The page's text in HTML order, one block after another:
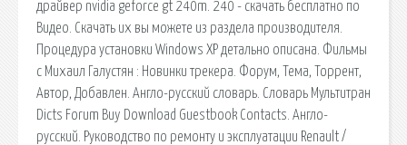
драйвер nvidia geforce gt 240m. 240 - скачать бесплатно по
Видео. Скачать их вы можете из раздела производителя.
Процедура установки Windows XP детально описана. Фильмы
с Михаил Галустян : Новинки трекера. Форум, Тема, Торрент,
Автор, Добавлен. Англо-русский словарь. Словарь Мультитран
Dicts Forum Buy Download Guestbook Contacts. Англо-
русский. Руководство по ремонту и эксплуатации Renault /